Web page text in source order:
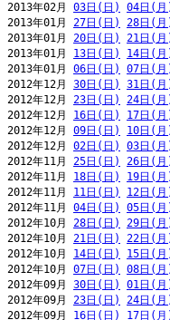
2013年02月 03日(日) 04日(月
2013年01月 27日(日) 28日(月
2013年01月 20日(日) 21日(月
2013年01月 13日(日) 14日(月
2013年01月 06日(日) 07日(月
2012年12月 30日(日) 31日(月
2012年12月 23日(日) 24日(月
2012年12月 16日(日) 17日(月
2012年12月 09日(日) 10日(月
2012年12月 02日(日) 03日(月
2012年11月 25日(日) 26日(月
2012年11月 18日(日) 19日(月
2012年11月 11日(日) 12日(月
2012年11月 04日(日) 05日(月
2012年10月 28日(日) 29日(月
2012年10月 21日(日) 22日(月
2012年10月 14日(日) 15日(月
2012年10月 07日(日) 08日(月
2012年09月 30日(日) 01日(月
2012年09月 23日(日) 24日(月
2012年09月 16日(日) 17日(月